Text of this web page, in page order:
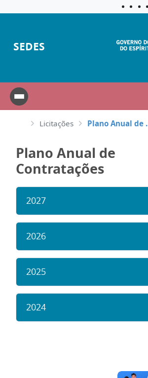
SEDES
Licitações Plano
Plano Anual de
Contratações
2027
2026
2025
2024